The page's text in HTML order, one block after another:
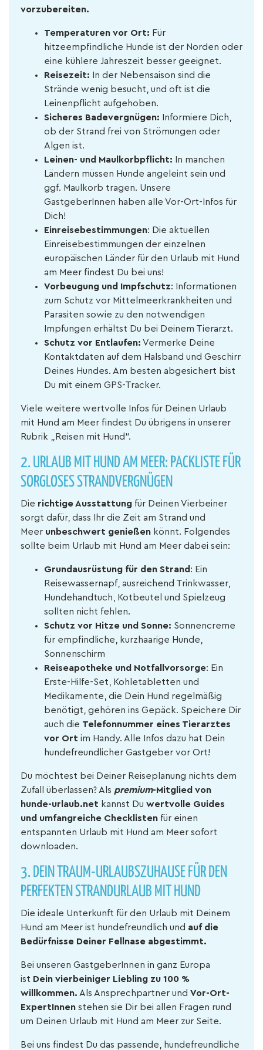
vorzubereiten.
Temperaturen vor Ort: Für
hitzeempfindliche Hunde ist der Norden oder
eine kühlere Jahreszeit besser geeignet.
Reisezeit: In der Nebensaison sind die
Strände wenig besucht, und oft ist die
Leinenpflicht aufgehoben.
Sicheres Badevergnügen: Informiere Dich,
ob der Strand frei von Strömungen oder
Algen ist.
Leinen- und Maulkorbpflicht: In manchen
Ländern müssen Hunde angeleint sein und
ggf. Maulkorb tragen. Unsere
GastgeberInnen haben alle Vor-Ort-Infos für
Dich!
Einreisebestimmungen: Die aktuellen
Einreisebestimmungen der einzelnen
europäischen Länder für den Urlaub mit Hund
am Meer findest Du bei uns!
Vorbeugung und Impfschutz: Informationen
zum Schutz vor Mittelmeerkrankheiten und
Parasiten sowie zu den notwendigen
Impfungen erhältst Du bei Deinem Tierarzt.
Schutz vor Entlaufen: Vermerke Deine
Kontaktdaten auf dem Halsband und Geschirr
Deines Hundes. Am besten abgesichert bist
Du mit einem GPS-Tracker.
Viele weitere wertvolle Infos für Deinen Urlaub
mit Hund am Meer findest Du übrigens in unserer
Rubrik „Reisen mit Hund“.
2. URLAUB MIT HUND AM MEER: PACKLISTE FÜR
SORGLOSES STRANDVERGNÜGEN
Die richtige Ausstattung für Deinen Vierbeiner
sorgt dafür, dass Ihr die Zeit am Strand und
Meer unbeschwert genießen könnt. Folgendes
sollte beim Urlaub mit Hund am Meer dabei sein:
Grundausrüstung für den Strand : Ein
Reisewassernapf, ausreichend Trinkwasser,
Hundehandtuch, Kotbeutel und Spielzeug
sollten nicht fehlen.
Schutz vor Hitze und Sonne: Sonnencreme
für empfindliche, kurzhaarige Hunde,
Sonnenschirm
Reiseapotheke und Notfallvorsorge: Ein
Erste-Hilfe-Set, Kohletabletten und
Medikamente, die Dein Hund regelmäßig
benötigt, gehören ins Gepäck. Speichere Dir
auch die Telefonnummer eines Tierarztes
vor Ort im Handy. Alle Infos dazu hat Dein
hundefreundlicher Gastgeber vor Ort!
Du möchtest bei Deiner Reiseplanung nichts dem
Zufall überlassen? Als premium-Mitglied von
hunde-urlaub.net kannst Du wertvolle Guides
und umfangreiche Checklisten für einen
entspannten Urlaub mit Hund am Meer sofort
downloaden.
3. DEIN TRAUM-URLAUBSZUHAUSE FÜR DEN
PERFEKTEN STRANDURLAUB MIT HUND
Die ideale Unterkunft für den Urlaub mit Deinem
Hund am Meer ist hundefreundlich und auf die
Bedürfnisse Deiner Fellnase abgestimmt.
Bei unseren GastgeberInnen in ganz Europa
ist Dein vierbeiniger Liebling zu 100 %
willkommen. Als Ansprechpartner und Vor-Ort-
ExpertInnen stehen sie Dir bei allen Fragen rund
um Deinen Urlaub mit Hund am Meer zur Seite.
Bei uns findest Du das passende, hundefreundliche